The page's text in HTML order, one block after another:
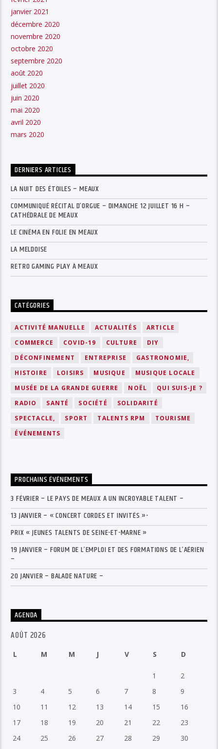
janvier 2021
décembre 2020
novembre 2020
octobre 2020
septembre 2020
août 2020
juillet 2020
juin 2020
mai 2020
avril 2020
mars 2020
DERNIERS ARTICLES
LA NUIT DES ÉTOILES – MEAUX
COMMUNIQUÉ RÉCITAL D’ORGUE – DIMANCHE 12 JUILLET 16 H –
CATHÉDRALE DE MEAUX
LE CINÉMA EN FOLIE EN MEAUX
LA MELDOISE
RETRO GAMING PLAY À MEAUX
CATÉGORIES
ACTIVITÉ MANUELLE ACTUALITÉS
ARTICLE
COMMERCE
COVID-19 CULTURE
DIY
DÉCONFINEMENT
ENTREPRISE
GASTRONOMIE,
HISTOIRE
LOISIRS MUSIQUE
MUSIQUE LOCALE
MUSÉE DE LA GRANDE GUERRE
NOËL
QUI SUIS-JE ?
RADIO
SANTÉ SOCIÉTÉ
SOLIDARITÉ
SPECTACLE,
SPORT TALENTS RPM
TOURISME
ÉVÉNEMENTS
PROCHAINS ÉVÉNEMENTS
3 FÉVRIER – LE PAYS DE MEAUX A UN INCROYABLE TALENT –
13 JANVIER – « CONCERT CORDES ET INVITÉS »-
PRIX « JEUNES TALENTS DE SEINE-ET-MARNE »
19 JANVIER – FORUM DE L’EMPLOI ET DES FORMATIONS DE L’AÉRIEN
–
20 JANVIER – BALADE NATURE –
AGENDA
AOÛT 2026
L M M J V S D
1
2
3
4 5 6 7 8
9
10
11 12 13 14 15
16
17
18 19 20 21 22
23
24
25 26 27 28 29
30